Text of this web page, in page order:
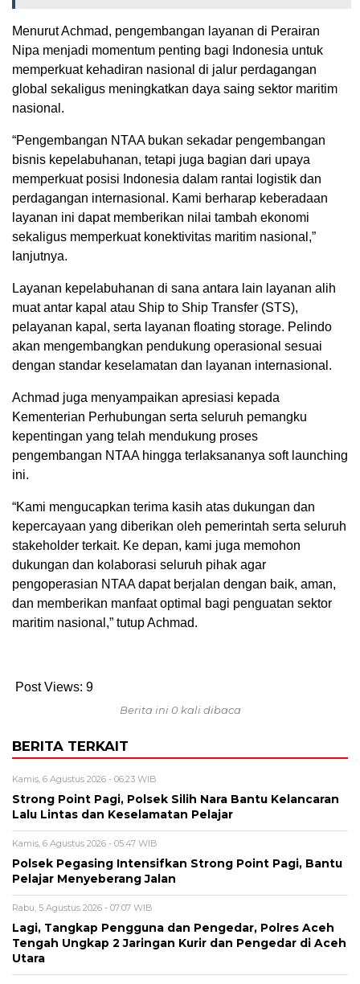
Menurut Achmad, pengembangan layanan di Perairan
Nipa menjadi momentum penting bagi Indonesia untuk
memperkuat kehadiran nasional di jalur perdagangan
global sekaligus meningkatkan daya saing sektor maritim
nasional.
“Pengembangan NTAA bukan sekadar pengembangan
bisnis kepelabuhanan, tetapi juga bagian dari upaya
memperkuat posisi Indonesia dalam rantai logistik dan
perdagangan internasional. Kami berharap keberadaan
layanan ini dapat memberikan nilai tambah ekonomi
sekaligus memperkuat konektivitas maritim nasional,”
lanjutnya.
Layanan kepelabuhanan di sana antara lain layanan alih
muat antar kapal atau Ship to Ship Transfer (STS),
pelayanan kapal, serta layanan floating storage. Pelindo
akan mengembangkan pendukung operasional sesuai
dengan standar keselamatan dan layanan internasional.
Achmad juga menyampaikan apresiasi kepada
Kementerian Perhubungan serta seluruh pemangku
kepentingan yang telah mendukung proses
pengembangan NTAA hingga terlaksananya soft launching
ini.
“Kami mengucapkan terima kasih atas dukungan dan
kepercayaan yang diberikan oleh pemerintah serta seluruh
stakeholder terkait. Ke depan, kami juga memohon
dukungan dan kolaborasi seluruh pihak agar
pengoperasian NTAA dapat berjalan dengan baik, aman,
dan memberikan manfaat optimal bagi penguatan sektor
maritim nasional,” tutup Achmad.
Post Views: 9
Berita ini 0 kali dibaca
BERITA TERKAIT
Kamis, 6 Agustus 2026 - 06:23 WIB
Strong Point Pagi, Polsek Silih Nara Bantu Kelancaran
Lalu Lintas dan Keselamatan Pelajar
Kamis, 6 Agustus 2026 - 05:47 WIB
Polsek Pegasing Intensifkan Strong Point Pagi, Bantu
Pelajar Menyeberang Jalan
Rabu, 5 Agustus 2026 - 07:07 WIB
Lagi, Tangkap Pengguna dan Pengedar, Polres Aceh
Tengah Ungkap 2 Jaringan Kurir dan Pengedar di Aceh
Utara